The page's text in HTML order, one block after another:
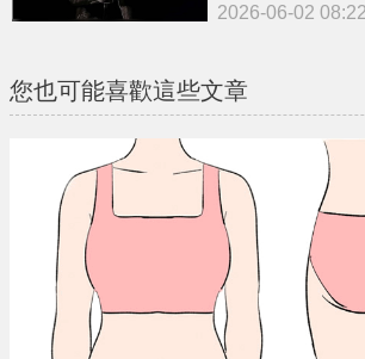
2026-06-02 08:22
您也可能喜歡這些文章